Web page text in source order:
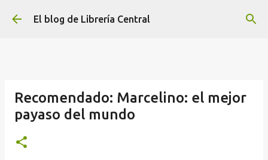
Ir al contenido principal
El blog de Librería Central
Recomendado: Marcelino: el mejor
payaso del mundo